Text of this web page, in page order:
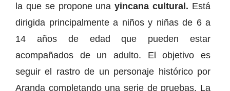
la que se propone unayincana cultural. Está
dirigida principalmente a niños y niñas de 6 a
14 años de edad que pueden estar
acompañados de un adulto. El objetivo es
seguir el rastro de un personaje histórico por
Aranda completando una serie de pruebas. La